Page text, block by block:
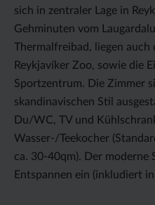
sich in zentraler Lage in
Gehminuten vom
Thermalfreibad, liegen
Reykjavíker Zoo, sowie die
Sportzentrum. Die Zimmer
skandinavischen Stil
Du/WC, TV und
Wasser-/Teekocher
ca. 30-40qm). Der moderne
Entspannen ein (inkludiert